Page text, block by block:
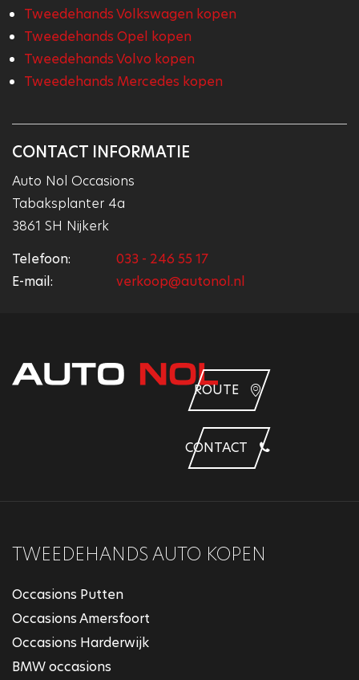
Tweedehands Volkswagen kopen
Tweedehands Opel kopen
Tweedehands Volvo kopen
Tweedehands Mercedes kopen
CONTACT INFORMATIE
Auto Nol Occasions
Tabaksplanter 4a
3861 SH Nijkerk
Telefoon:
033 - 246 55 17
E-mail:
verkoop@autonol.nl
ROUTE
CONTACT
TWEEDEHANDS AUTO KOPEN
Occasions Putten
Occasions Amersfoort
Occasions Harderwijk
BMW occasions